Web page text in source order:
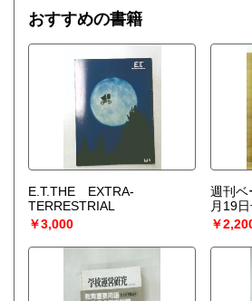
場合などお気軽にご相談ください。
-------------------------------------------
買取専用ダイヤル
050-3698-2626
-------------------------------------------
◎宅配買取◎
○30点より宅配送料無料
○梱包用ダンボールの無料送付可能
○買取金額の概算が知りたい方は、事
ご活用下さい。
宅配買取送付先
----------------------------------------
501-0224
岐阜県瑞穂市稲里197-1
古本倶楽部 宅配買取受付係
058-322-2366
----------------------------------------
おすすめの書籍
E.T.THE EXTRA-
TERRESTRIAL
￥3,000
週刊ベ
月19
￥